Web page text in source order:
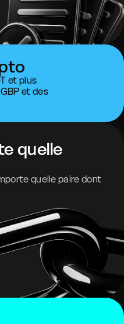
quelle
quelle paire dont
et plus
et des